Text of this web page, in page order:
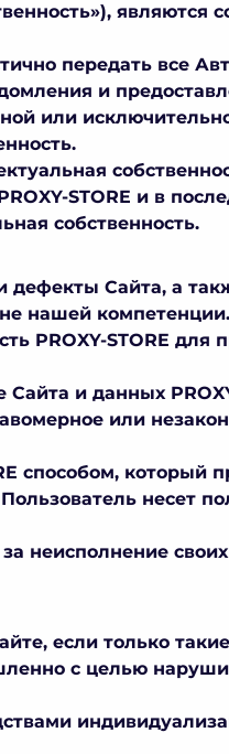
являются
передать все
и
или
STORE и в
собственность.
дефекты Сайта, а
нашей компетенции.
PROXY-STORE для
и данных
или
способом, который
несет
неисполнение
если только
с целью